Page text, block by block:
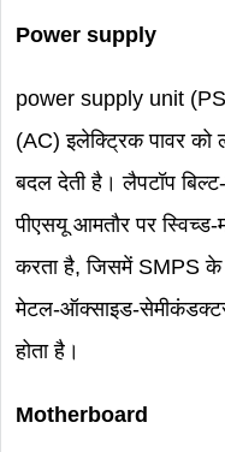
Power supply
power supply unit
(AC) इलेक्ट्रिक पावर को
बदल देती है। लैपटॉप
पीएसयू आमतौर पर स्विच्ड-
करता है, जिसमें SMPS के
मेटल-ऑक्साइड-
होता है।
Motherboard